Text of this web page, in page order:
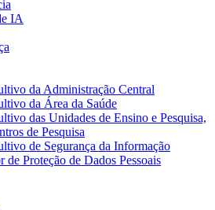
IA
da Administração Central
da Área da Saúde
das Unidades de Ensino e Pesquisa,
de Pesquisa
de Segurança da Informação
de Proteção de Dados Pessoais